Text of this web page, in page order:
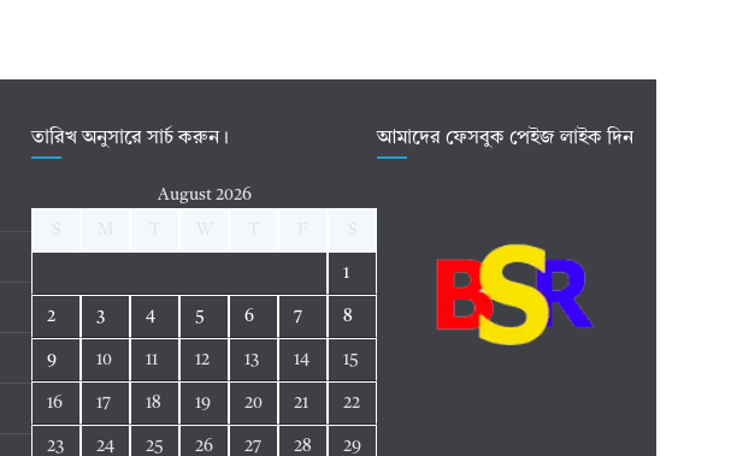
তারিখ অনুসারে সার্চ করুন।
August 2026
1
2 3 4 5 6 7 8
9 10 11 12 13 14 15
16 17 18 19 20 21 22
23 24 25 26 27 28 29
আমাদের ফেসবুক পেইজ লাইক দিন